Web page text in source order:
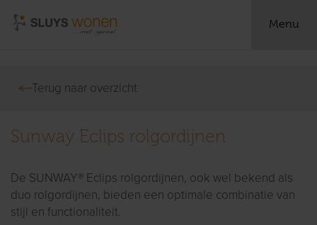
Menu
Terug naar overzicht
Sunway Eclips rolgordijnen
De SUNWAY® Eclips rolgordijnen, ook wel bekend als
duo rolgordijnen, bieden een optimale combinatie van
stijl en functionaliteit.